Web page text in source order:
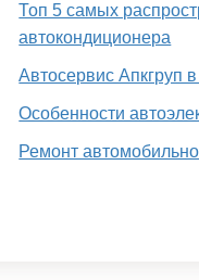
Топ 5 самых
автокондиционера
Автосервис Апкгруп
Особенности
Ремонт